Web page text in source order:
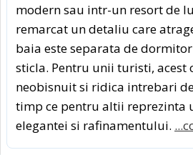
modern sau intr-un resort de
remarcat un detaliu care
baia este separata de
sticla. Pentru unii turisti, acest
neobisnuit si ridica intrebari
timp ce pentru altii reprezinta
elegantei si rafinamentului.